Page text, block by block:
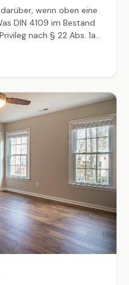
wenn oben eine
DIN 4109 im Bestand
nach § 22 Abs. 1a
und ein 4-Wochen-